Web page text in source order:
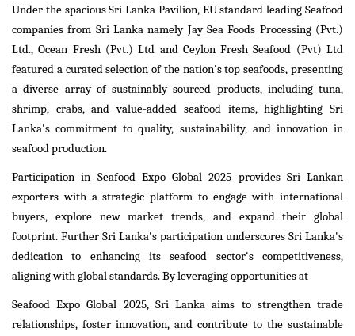
Under the spacious Sri Lanka Pavilion, EU standard leading Seafood
companies from Sri Lanka namely Jay Sea Foods Processing (Pvt.)
Ltd., Ocean Fresh (Pvt.) Ltd and Ceylon Fresh Seafood (Pvt) Ltd
featured a curated selection of the nation's top seafoods, presenting
a diverse array of sustainably sourced products, including tuna,
shrimp, crabs, and value-added seafood items, highlighting Sri
Lanka's commitment to quality, sustainability, and innovation in
seafood production.
Participation in Seafood Expo Global 2025 provides Sri Lankan
exporters with a strategic platform to engage with international
buyers, explore new market trends, and expand their global
footprint. Further Sri Lanka's participation underscores Sri Lanka's
dedication to enhancing its seafood sector's competitiveness,
aligning with global standards. By leveraging opportunities at
Seafood Expo Global 2025, Sri Lanka aims to strengthen trade
relationships, foster innovation, and contribute to the sustainable